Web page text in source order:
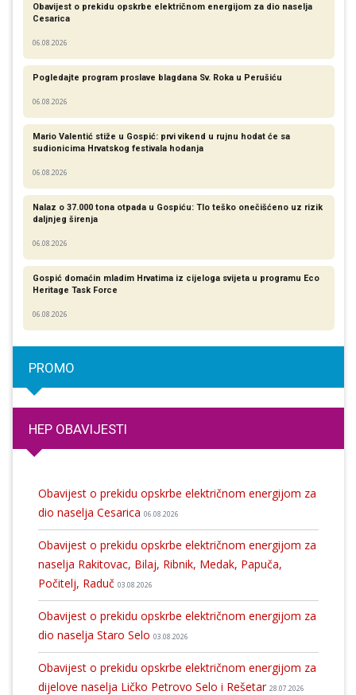
Obavijest o prekidu opskrbe električnom energijom za dio naselja
Cesarica
06.08.2026
Pogledajte program proslave blagdana Sv. Roka u Perušiću
06.08.2026
Mario Valentić stiže u Gospić: prvi vikend u rujnu hodat će sa
sudionicima Hrvatskog festivala hodanja
06.08.2026
Nalaz o 37.000 tona otpada u Gospiću: Tlo teško onečišćeno uz rizik
daljnjeg širenja
06.08.2026
Gospić domaćin mladim Hrvatima iz cijeloga svijeta u programu Eco
Heritage Task Force
06.08.2026
PROMO
HEP OBAVIJESTI
Obavijest o prekidu opskrbe električnom energijom za
dio naselja Cesarica 06.08.2026
Obavijest o prekidu opskrbe električnom energijom za
naselja Rakitovac, Bilaj, Ribnik, Medak, Papuča,
Počitelj, Raduč 03.08.2026
Obavijest o prekidu opskrbe električnom energijom za
dio naselja Staro Selo 03.08.2026
Obavijest o prekidu opskrbe električnom energijom za
dijelove naselja Ličko Petrovo Selo i Rešetar 28.07.2026